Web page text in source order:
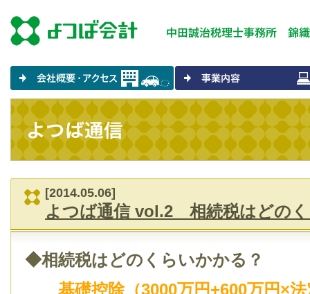
[2014.05.06]
よつば通信 vol.2 相続税はどの
◆相続税はどのくらいかかる？
基礎控除（3000万円+600万円×法